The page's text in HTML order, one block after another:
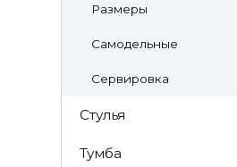
Размеры
Самодельные
Сервировка
Стулья
Тумба